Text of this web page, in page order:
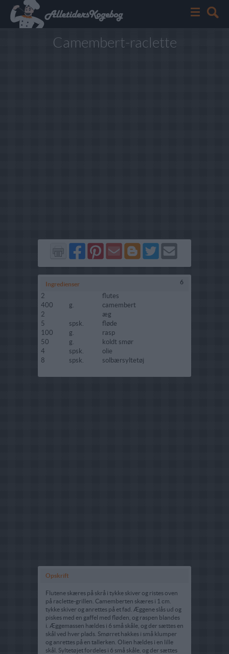
Camembert-raclette
Del
på
Facebook
Del
på
Pinterest
Send
via
GMail
Del
på
Blogger
Del
på
Twitter
Send
Ingredienser 6
2
flutes
400
g.
camembert
2
æg
5
spsk.
fløde
100
g.
rasp
50
g.
koldt smør
4
spsk.
olie
8
spsk. solbærsyltetøj
Opskrift
Flutene skæres på skrå i tykke skiver og ristes oven
på raclette-grillen. Camemberten skæres i 1 cm.
tykke skiver og anrettes på et fad. Æggene slås ud og
piskes med en gaffel med fløden, og raspen blandes
i. Æggemassen hældes i 6 små skåle, og der sættes en
skål ved hver plads. Smørret hakkes i små klumper
og anrettes på en tallerken. Olien hældes i en lille
skål. Syltetøjet fordeles i 6 små skåle, og der sættes